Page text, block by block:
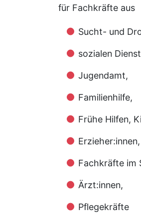
für Fachkräfte aus
Sucht- und
sozialen
Jugendamt,
Familienhilfe,
Frühe Hilfen,
Erzieher:innen,
Fachkräfte im
Ärzt:innen,
Pflegekräfte